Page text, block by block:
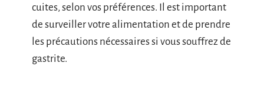
cuites, selon vos préférences. Il est important
de surveiller votre alimentation et de prendre
les précautions nécessaires si vous souffrez de
gastrite.